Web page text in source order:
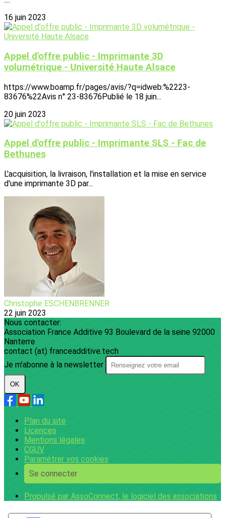
16 juin 2023
Appel d'offre public - Imprimante 3D
volumétrique - Université Haute Alsace
https://www.boamp.fr/pages/avis/?q=idweb:%2223-
83676%22Avis n° 23-83676Publié le 18 juin...
20 juin 2023
Appel d'offre public - Imprimante SLS - Fac de
Bethunes
L'acquisition, la livraison, l'installation et la mise en service
d'une imprimante 3D par...
Christophe ESCHENBRENNER
22 juin 2023
Nous contacter:
Association France Additive 93 Boulevard de la seine 92000
Nanterre
contact (at) franceadditive.tech
Je m'abonne à la newsletter
OK
Plan du site
Licences
Mentions légales
CGUV
Paramétrer vos cookies
Se connecter
Propulsé par AssoConnect, le logiciel des associations